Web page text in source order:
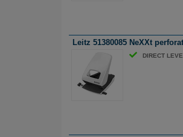
Leitz 51380085 NeXXt
DIRECT